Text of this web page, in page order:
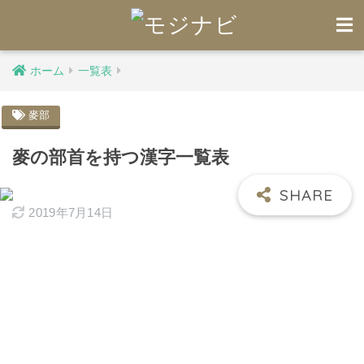
ホーム 一覧表
麥部
麥の部首を持つ漢字一覧表
2019年7月14日